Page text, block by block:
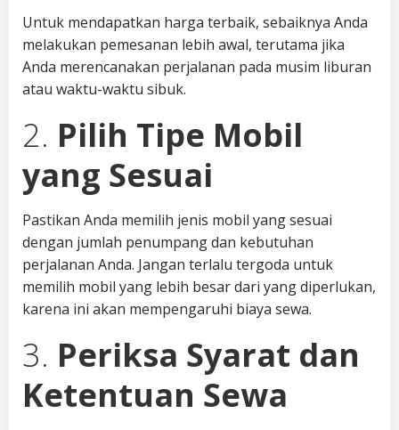
Untuk mendapatkan harga terbaik, sebaiknya Anda
melakukan pemesanan lebih awal, terutama jika
Anda merencanakan perjalanan pada musim liburan
atau waktu-waktu sibuk.
2. Pilih Tipe Mobil
yang Sesuai
Pastikan Anda memilih jenis mobil yang sesuai
dengan jumlah penumpang dan kebutuhan
perjalanan Anda. Jangan terlalu tergoda untuk
memilih mobil yang lebih besar dari yang diperlukan,
karena ini akan mempengaruhi biaya sewa.
3. Periksa Syarat dan
Ketentuan Sewa